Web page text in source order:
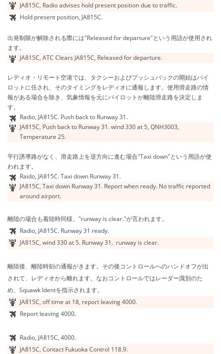
JA815C, Radio advises hold present position due to traffic.
Hold present position, JA815C.
出発制限が解除される際には"Released for departure"という用語が使用され
ます。
JA815C, ATC Clears JA815C, Released for departure.
レディオ・リモート空港では、タクシーおよびプッシュバックの開始はパイ
ロットに任され、そのタイミングをレディオに通報します。使用滑走路の情
報がある場合を除き、気象情報を元にパイロットが離陸滑走路を決定しま
す。
Radio, JA815C. Push back to Runway31.
JA815C, Push back to Runway31. wind 330 at 5, QNH3003,
Temperature 25.
平行誘導路がなく、滑走路上を逆方向に進む場合"Taxi down"という用語が使
われます。
Raido, JA815C. Taxi down Runway31.
JA815C, Taxi down Runway31. Report when ready. No traffic reported
around airport.
離陸の場合も着陸時同様、 "runway is clear."が言われます。
Radio, JA815C. Runway31 ready.
JA815C, wind 330 at 5. Runway31, runway is clear.
離陸後、離陸時刻の通報がきます。その後コントロールへのハンドオフが出
されて、レディオから離れます。なおコントロールではレーダー識別のた
め、Squawk Identを指示されます。
JA815C, off time at 18, report leaving 4000.
Report leaving 4000.
Radio, JA815C, 4000.
JA815C, Contact Fukuoka Control 118.9.